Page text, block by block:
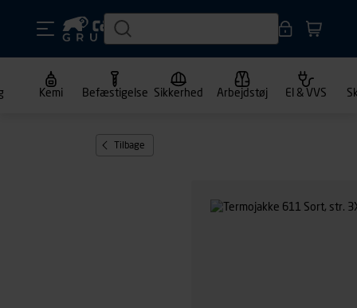
Kemi Befæstigelse Sikkerhed Arbejdstøj El & VVS
Tilbage